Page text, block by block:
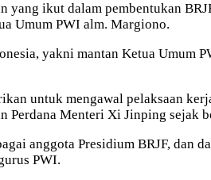
ikut dalam pembentukan
Umum PWI alm. Margiono.
yakni mantan Ketua Umum
untuk mengawal pelaksaan
Menteri Xi Jinping sejak
anggota Presidium BRJF, dan
PWI.